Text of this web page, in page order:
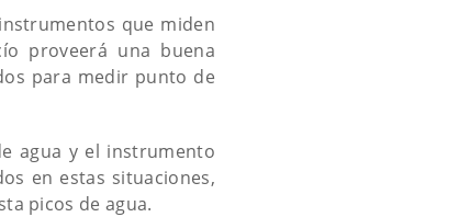
que miden
proveerá una buena
para medir punto de
agua y el instrumento
en estas situaciones,
picos de agua.